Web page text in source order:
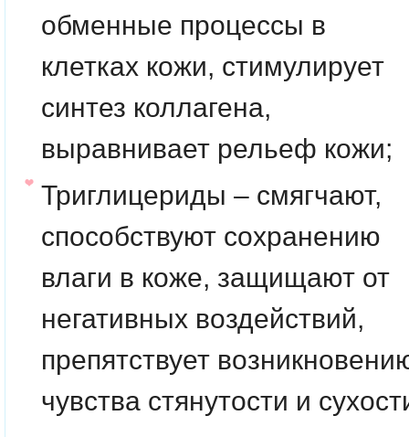
обменные процессы в
клетках кожи, стимулирует
синтез коллагена,
выравнивает рельеф кожи;
Триглицериды – смягчают,
способствуют сохранению
влаги в коже, защищают от
негативных воздействий,
препятствует
чувства стянутости и